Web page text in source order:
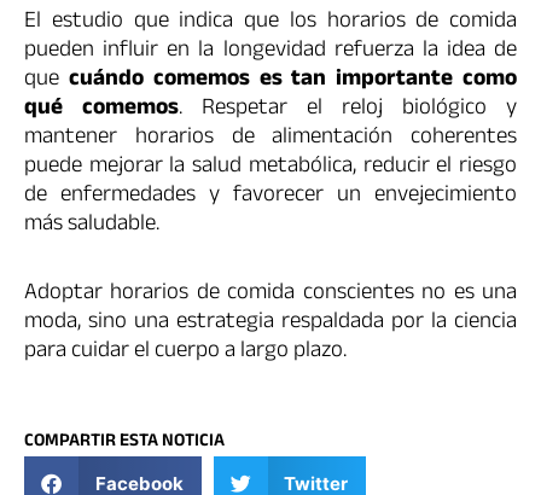
El estudio que indica que los horarios de comida
pueden influir en la longevidad refuerza la idea de
que cuándo comemos es tan importante como
qué comemos. Respetar el reloj biológico y
mantener horarios de alimentación coherentes
puede mejorar la salud metabólica, reducir el riesgo
de enfermedades y favorecer un envejecimiento
más saludable.
Adoptar horarios de comida conscientes no es una
moda, sino una estrategia respaldada por la ciencia
para cuidar el cuerpo a largo plazo.
COMPARTIR ESTA NOTICIA
Facebook Twitter